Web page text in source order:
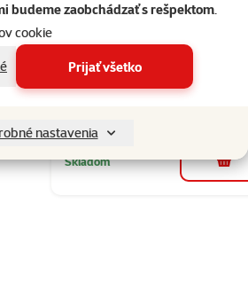
budeme zaobchádzať s rešpektom.
cookie
Prijať všetko
nastavenia
26cm
Pôvodná cena
16,99 €
Skladom do